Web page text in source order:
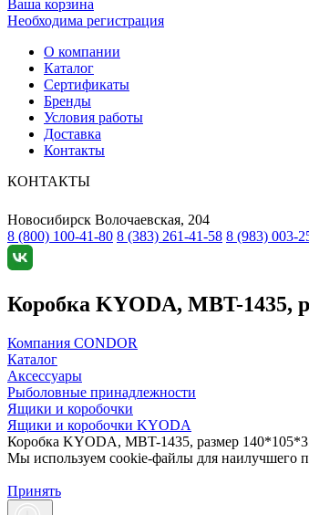
Ваша корзина
Необходима регистрация
О компании
Каталог
Сертификаты
Бренды
Условия работы
Доставка
Контакты
КОНТАКТЫ
Новосибирск Волочаевская, 204
8 (800) 100-41-80 8 (383) 261-41-58 8 (983) 003-
Коробка KYODA, MBT-1435,
Компания CONDOR
Каталог
Аксессуары
Рыболовные принадлежности
Ящики и коробочки
Ящики и коробочки KYODA
Коробка KYODA, MBT-1435, размер
Мы используем cookie-файлы для наилучшего
Принять